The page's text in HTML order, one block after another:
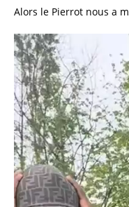
Alors le Pierrot nous a
Lecteur
vidéo